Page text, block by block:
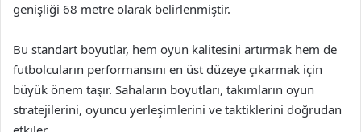
genişliği 68 metre olarak belirlenmiştir.
Bu standart boyutlar, hem oyun kalitesini artırmak hem de
futbolcuların performansını en üst düzeye çıkarmak için
büyük önem taşır. Sahaların boyutları, takımların oyun
stratejilerini, oyuncu yerleşimlerini ve taktiklerini doğrudan